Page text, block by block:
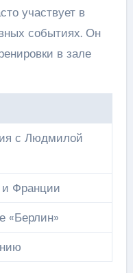
участвует в
событиях. Он
в зале
с Людмилой
Франции
«Берлин»